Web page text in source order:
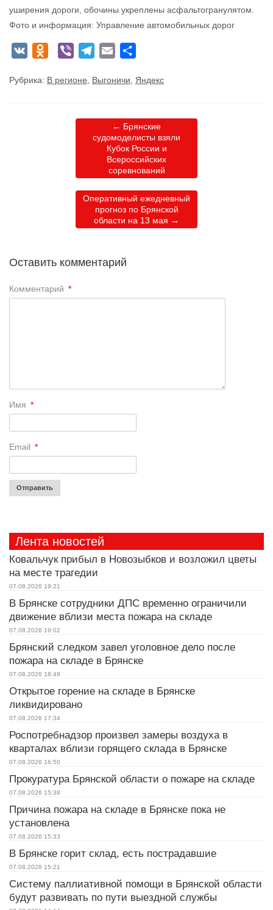
уширения дороги, обочины укреплены асфальтогранулятом.
Фото и информация: Управление автомобильных дорог
VK Odnoklassniki
Viber Telegram
Email
Рубрика: В регионе Выгоничи Яндекс
← Брянские
судомоделисты взяли
Кубок России и
Всероссийских
соревнований
Оперативный ежедневный
прогноз по Брянской
области на 13 мая →
Оставить комментарий
Комментарий *
Имя *
Email *
Лента новостей
Ковальчук прибыл в Новозыбков и возложил цветы
на месте трагедии
07.08.2026 19:21
В Брянске сотрудники ДПС временно ограничили
движение вблизи места пожара на складе
07.08.2026 19:02
Брянский следком завел уголовное дело после
пожара на складе в Брянске
07.08.2026 18:49
Открытое горение на складе в Брянске
ликвидировано
07.08.2026 17:34
Роспотребнадзор произвел замеры воздуха в
кварталах вблизи горящего склада в Брянске
07.08.2026 16:50
Прокуратура Брянской области о пожаре на складе
07.08.2026 15:38
Причина пожара на складе в Брянске пока не
установлена
07.08.2026 15:33
В Брянске горит склад, есть пострадавшие
07.08.2026 15:21
Систему паллиативной помощи в Брянской области
будут развивать по пути выездной службы